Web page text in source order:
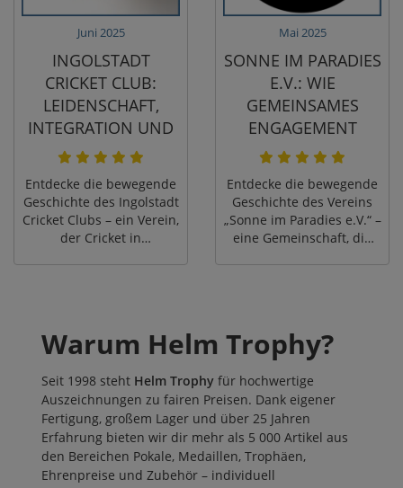
Verein, Unternehmen
oder besondere Events
macht.
Juni 2025
INGOLSTADT
CRICKET CLUB:
LEIDENSCHAFT,
INTEGRATION UND
GROSSER T
Entdecke die bewegende
Geschichte des Ingolstadt
Cricket Clubs – ein Verein,
der Cricket in
Mai 2025
SONNE IM PARADIES
E.V.: WIE
GEMEINSAMES
ENGAGEMENT
GRENZEN
Entdecke die bewegende
Geschichte des Vereins
„Sonne im Paradies e.V.“ –
eine Gemeinschaft, die
verbindet und Barrieren
überwindet.
Warum Helm Trophy?
Seit 1998 steht Helm Trophy für hochwertige
Auszeichnungen zu fairen Preisen. Dank eigener
Fertigung, großem Lager und über 25 Jahren
Erfahrung bieten wir dir mehr als 5 000 Artikel aus
den Bereichen Pokale, Medaillen, Trophäen,
Ehrenpreise und Zubehör – individuell